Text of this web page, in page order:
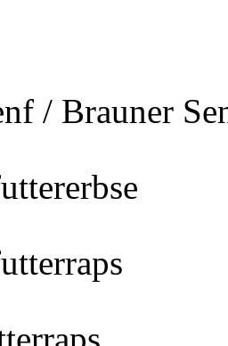
/ Brauner